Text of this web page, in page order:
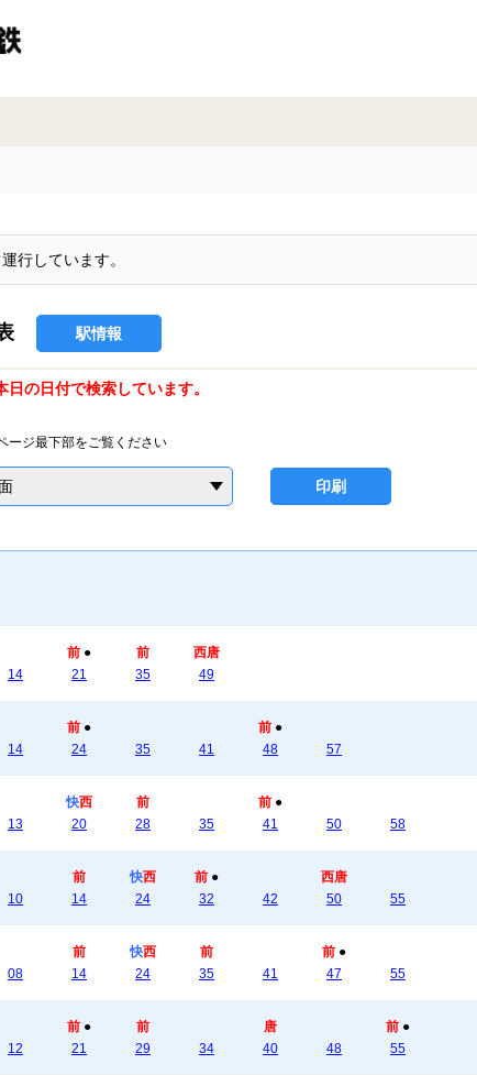
行しています。
駅情報
日の日付で検索しています。
ージ最下部をご覧ください
印刷
14
前 ●
21
前
35
西唐
49
14
前 ●
24
35 41
前 ●
48
57
13
快西
20
前
28
35
前 ●
41
50 58
10
前
14
快西
24
前 ●
32
42
西唐
50
55
08
前
14
快西
24
前
35
41
前 ●
47
55
12
前 ●
21
前
29
34
唐
40
48
前 ●
55